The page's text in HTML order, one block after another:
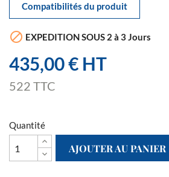
Compatibilités du produit
 EXPEDITION SOUS 2 à 3 Jours
435,00 € HT
522 TTC
Quantité
AJOUTER AU PANIER